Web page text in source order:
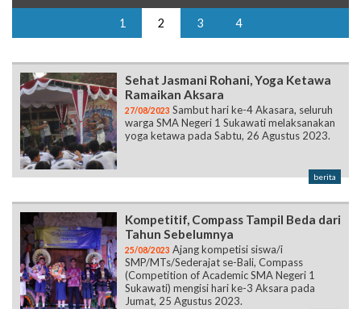
1 2 3 4
Sehat Jasmani Rohani, Yoga Ketawa
Ramaikan Aksara
27/08/2023 Sambut hari ke-4 Akasara, seluruh
warga SMA Negeri 1 Sukawati melaksanakan
yoga ketawa pada Sabtu, 26 Agustus 2023.
berita
Kompetitif, Compass Tampil Beda dari
Tahun Sebelumnya
25/08/2023 Ajang kompetisi siswa/i
SMP/MTs/Sederajat se-Bali, Compass
(Competition of Academic SMA Negeri 1
Sukawati) mengisi hari ke-3 Aksara pada
Jumat, 25 Agustus 2023.